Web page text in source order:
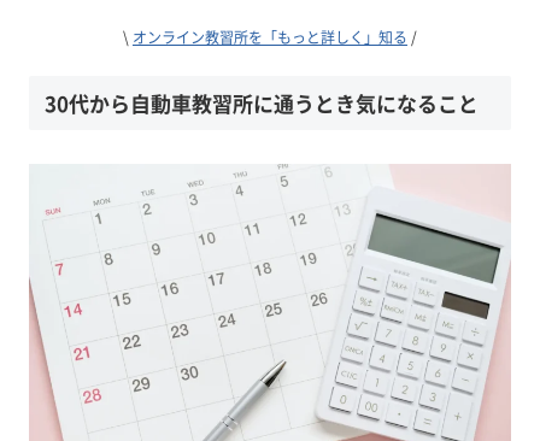
\ オンライン教習所を「もっと詳しく」知る /
30代から自動車教習所に通うとき気になること